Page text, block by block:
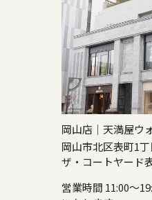
岡山店｜天満屋ウ
岡山市北区表町1
ザ・コートヤード
営業時間 11:00～